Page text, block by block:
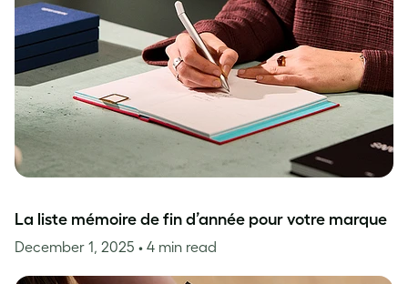
La liste mémoire de fin d’année pour votre marque
December 1, 2025 • 4 min read